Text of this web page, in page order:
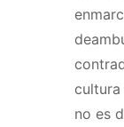
no es